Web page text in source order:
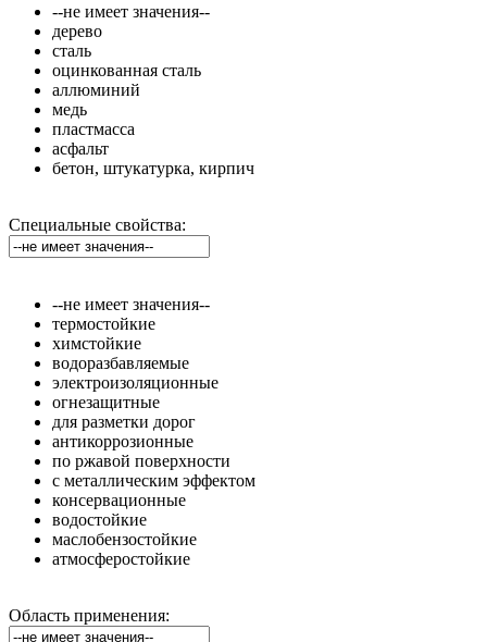
--не имеет значения--
дерево
сталь
оцинкованная сталь
аллюминий
медь
пластмасса
асфальт
бетон, штукатурка, кирпич
Специальные свойства:
--не имеет значения--
термостойкие
химстойкие
водоразбавляемые
электроизоляционные
огнезащитные
для разметки дорог
антикоррозионные
по ржавой поверхности
с металлическим эффектом
консервационные
водостойкие
маслобензостойкие
атмосферостойкие
Область применения: